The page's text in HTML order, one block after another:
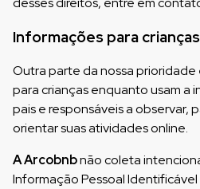
Informações para crianças
Outra parte da nossa
para crianças enquanto usam a
pais e responsáveis a observar,
orientar suas atividades online.
A Arcobnbnão coleta
Informação Pessoal